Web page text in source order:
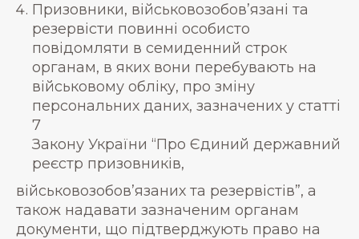
Призовники, військовозобов’язані та
резервісти повинні особисто
повідомляти в семиденний строк
органам, в яких вони перебувають на
військовому обліку, про зміну
персональних даних, зазначених у статті
7
Закону України “Про Єдиний державний
реєстр призовників,
військовозобов’язаних та резервістів”, а
також надавати зазначеним органам
документи, що підтверджують право на